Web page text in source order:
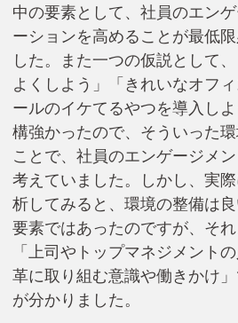
中の要素として、社員のエン
ーションを高めることが最低
した。また一つの仮説として
よくしよう」「きれいなオフ
ールのイケてるやつを導入し
構強かったので、そういった
ことで、社員のエンゲージメ
考えていました。しかし、実
析してみると、環境の整備は
要素ではあったのですが、それ
「上司やトップマネジメント
革に取り組む意識や働きかけ
が分かりました。